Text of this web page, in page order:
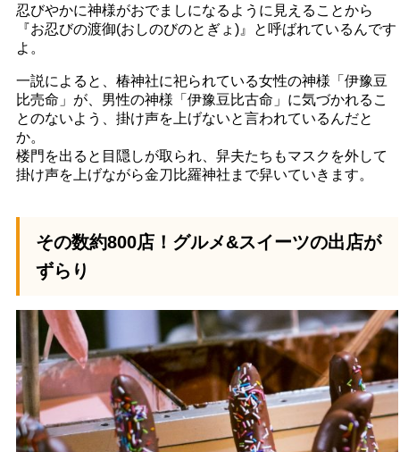
忍びやかに神様がおでましになるように見えることから
『お忍びの渡御(おしのびのとぎょ)』と呼ばれているんです
よ。
一説によると、椿神社に祀られている女性の神様「伊豫豆
比売命」が、男性の神様「伊豫豆比古命」に気づかれるこ
とのないよう、掛け声を上げないと言われているんだと
か。
楼門を出ると目隠しが取られ、舁夫たちもマスクを外して
掛け声を上げながら金刀比羅神社まで舁いていきます。
その数約800店！グルメ&スイーツの出店が
ずらり